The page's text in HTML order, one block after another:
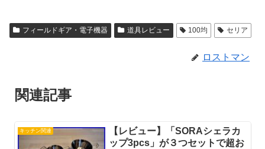
1000）
フィールドギア・電子機器 道具レビュー 100均 セリア
ロストマン
関連記事
キッチン関連
【レビュー】「SORAシェラカ
ップ3pcs」が３つセットで超お